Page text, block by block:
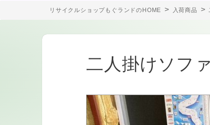
リサイクルショップもぐランドのHOME 入荷商品
二人掛けソファ